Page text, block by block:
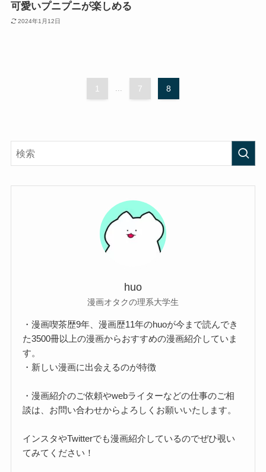
可愛いプニプニが楽しめる
2024年1月12日
1 7 8
huo
漫画オタクの理系大学生
・漫画喫茶歴9年、漫画歴11年のhuoが今まで読んでき
た3500冊以上の漫画からおすすめの漫画紹介していま
す。
・新しい漫画に出会えるのが特徴
・漫画紹介のご依頼やwebライターなどの仕事のご相
談は、お問い合わせからよろしくお願いいたします。
インスタやTwitterでも漫画紹介しているのでぜひ覗い
てみてください！